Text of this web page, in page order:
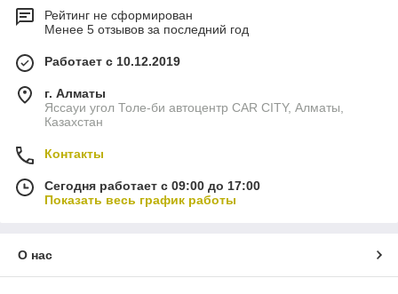
Рейтинг не сформирован
Менее 5 отзывов за последний год
Работает с 10.12.2019
г. Алматы
Яссауи угол Толе-би автоцентр CAR CITY, Алматы,
Казахстан
Контакты
Сегодня работает с 09:00 до 17:00
Показать весь график работы
О нас